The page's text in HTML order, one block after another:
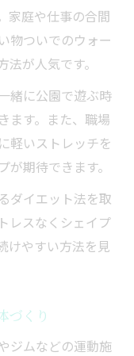
家庭や仕事の合間
物ついでのウォー
が人気です。
緒に公園で遊ぶ時
ます。また、職場
軽いストレッチを
期待できます。
ダイエット法を取
レスなくシェイプ
けやすい方法を見
づくり
ジムなどの運動施